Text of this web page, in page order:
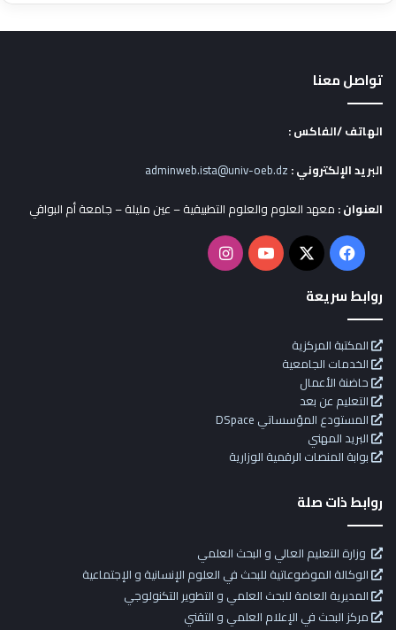
تواصل معنا
الهاتف /الفاكس :
البريد الإلكتروني : adminweb.ista@univ-oeb.dz
العنوان : معهد العلوم والعلوم التطبيقية – عين مليلة – جامعة أم البواقي
فيسبوك
X يوتيوبانستقرام
روابط سريعة
المكتبة المركزية
الخدمات الجامعية
حاضنة الأعمال
التعليم عن بعد
المستودع المؤسساتي DSpace
البريد المهني
بوابة المنصات الرقمية الوزارية
روابط ذات صلة
وزارة التعليم العالي و البحث العلمي
الوكالة الموضوعاتية للبحث في العلوم الإنسانية و الإجتماعية
المديرية العامة للبحث العلمي و التطوير التكنولوجي
مركز البحث في الإعلام العلمي و التقني